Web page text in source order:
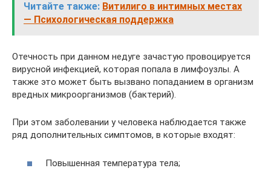
Читайте также: Витилиго в интимных местах
— Психологическая поддержка
Отечность при данном недуге зачастую провоцируется
вирусной инфекцией, которая попала в лимфоузлы. А
также это может быть вызвано попаданием в организм
вредных микроорганизмов (бактерий).
При этом заболевании у человека наблюдается также
ряд дополнительных симптомов, в которые входят:
Повышенная температура тела;